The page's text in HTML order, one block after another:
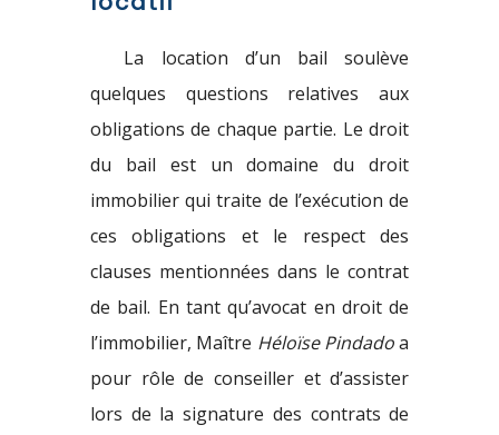
La location d’un bail soulève
quelques questions relatives aux
obligations de chaque partie. Le droit
du bail est un domaine du droit
immobilier qui traite de l’exécution de
ces obligations et le respect des
clauses mentionnées dans le contrat
de bail. En tant qu’avocat en droit de
l’immobilier, Maître Héloïse Pindadoa
pour rôle de conseiller et d’assister
lors de la signature des contrats de